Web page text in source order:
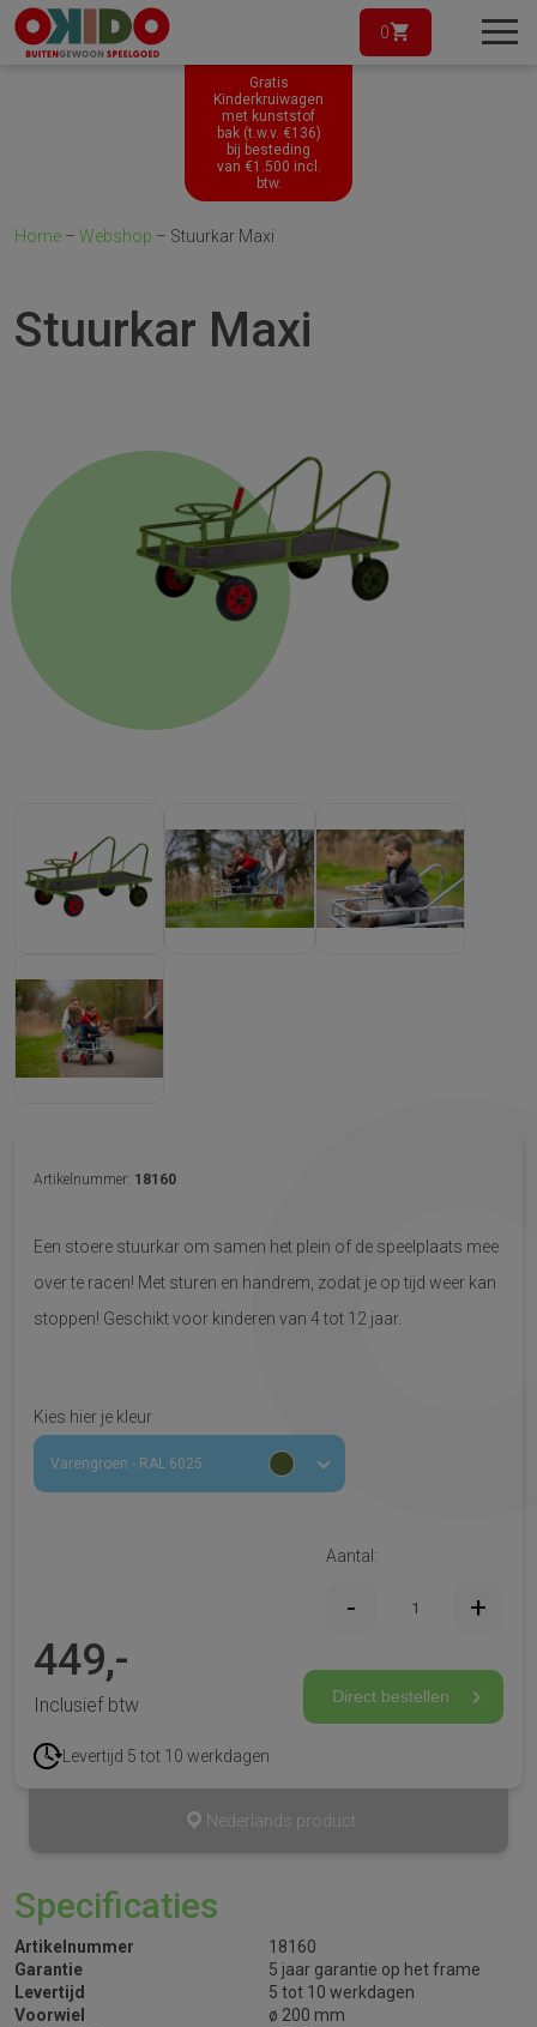
0
Gratis
Kinderkruiwagen
met kunststof
bak (t.w.v. €136)
bij besteding
van €1.500 incl.
btw.
Home – Webshop – Stuurkar Maxi
Stuurkar Maxi
Artikelnummer: 18160
Een stoere stuurkar om samen het plein of de speelplaats mee
over te racen! Met sturen en handrem, zodat je op tijd weer kan
stoppen! Geschikt voor kinderen van 4 tot 12 jaar.
Kies hier je kleur
Varengroen - RAL 6025
Aantal:
Direct bestellen
449,-
Inclusief btw
Levertijd 5 tot 10 werkdagen
Nederlands product
Specificaties
Artikelnummer
18160
Garantie
5 jaar garantie op het frame
Levertijd
5 tot 10 werkdagen
Voorwiel
ø 200 mm